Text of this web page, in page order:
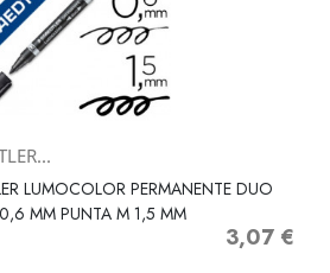
LUMOCOLOR PERMANENTE DUO
MM PUNTA M 1,5 MM
Precio
3,07 €